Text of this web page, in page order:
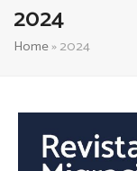
2024
Home»2024